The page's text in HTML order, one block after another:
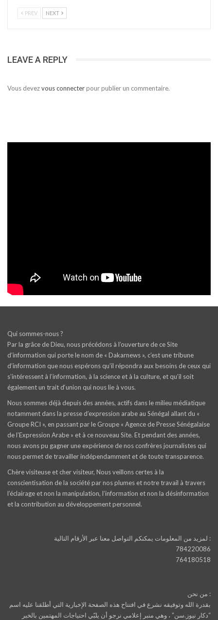
PREV NEXT
LEAVE A REPLY
Vous devezvous connecterpour publier un commentaire.
Qui sommes-nous ?
Par la grâce de Dieu, nous précédons à l’ouverture de ce Site
d’information qui porte le nom de « Dakarnews », c’est une tribune
d’information que nous espérons qu’il répondra aux besoins de ceux qui
s’intéressent à l’information, à la science et à la culture, et qu’il soit
également un trait d‘union qui nous lie à vous.
Nous sommes déjà depuis des années, actifs dans le milieu médiatique
notamment dans la presse d’expression arabe au Sénégal allant du «
Groupe RCI », en passant par le Groupe « Agence de Presse Sénégalaise
de l’Expression Arabe » et à ce nouveau Site. Et pendant des années,
nous avons pu gagner une expérience de nos confrères journalistes qui
nous permet de travailler indépendamment et de toute transparence.
Chère visiteuse et cher visiteur, Nous veillons certes à la
conscientisation de la société par nos plumes et notre travail à travers
l’éclairage et non la manipulation, l’information et non la désinformation
et la contribution au développement personnel.
لمزيد من المعلومات يمكنكم التواصل معنا عبر الأرقام التالية :
784220086
764180518
من نحن :
بقدرة الله وتوفيقه نشرع في افتتاح هذه الصفحة الإخبارية التي أطلقنا عليه اسم
“دكار نيوز.سن” ، وهي منبر إعلامي نرجو أن يلبّي احتياجات المهتمين بالخبر